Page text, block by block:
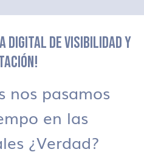
DIGITAL DE VISIBILIDAD Y
nos pasamos
en las
¿Verdad?